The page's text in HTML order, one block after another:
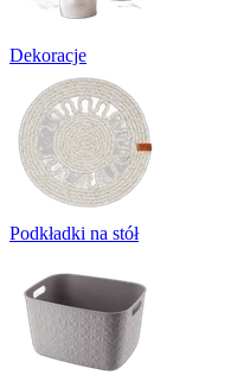
Dekoracje
Podkładki na stół